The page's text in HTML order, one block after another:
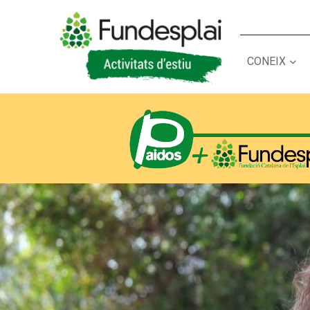
CONEIX
ACTIVITATS D'ESTIU
CASES DE COLÒNIES
CONEIX FUNDESPLAI
La Fundació